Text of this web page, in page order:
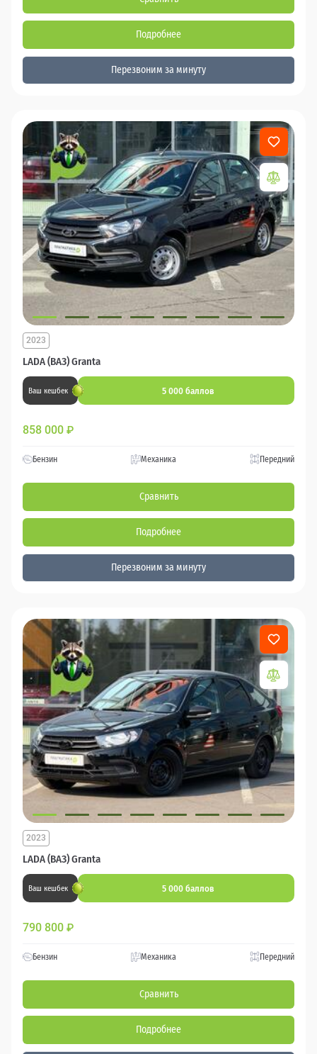
Подробнее
Перезвоним за минуту
LADA (ВАЗ) Granta
2023
Ваш кешбек 5 000 баллов
858 000 ₽
Бензин Механика Передний
Сравнить
Подробнее
Перезвоним за минуту
LADA (ВАЗ) Granta
2023
Ваш кешбек 5 000 баллов
790 800 ₽
Бензин Механика Передний
Сравнить
Подробнее